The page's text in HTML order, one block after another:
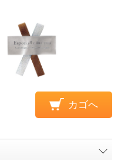
カゴへ